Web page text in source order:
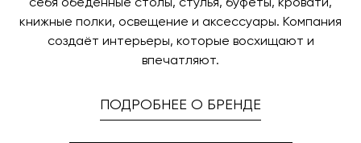
себя обеденные столы, стулья, буфеты, кровати,
книжные полки, освещение и аксессуары. Компания
создаёт интерьеры, которые восхищают и
впечатляют.
ПОДРОБНЕЕ О БРЕНДЕ